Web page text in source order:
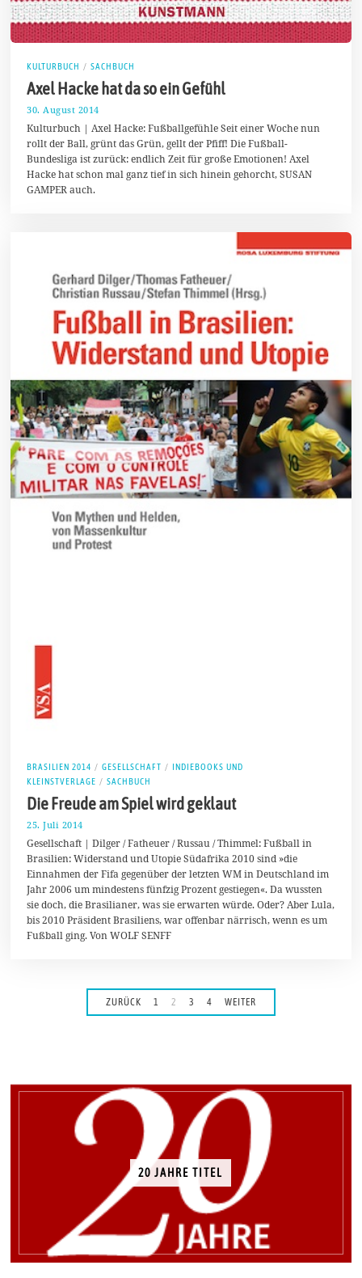
KULTURBUCH / SACHBUCH
Axel Hacke hat da so ein Gefühl
30. August 2014
O
k
t
o
Kulturbuch | Axel Hacke: Fußballgefühle Seit einer Woche nun
rollt der Ball, grünt das Grün, gellt der Pfiff! Die Fußball-
Bundesliga ist zurück: endlich Zeit für große Emotionen! Axel
Hacke hat schon mal ganz tief in sich hinein gehorcht, SUSAN
GAMPER auch.
BRASILIEN 2014 / GESELLSCHAFT / INDIEBOOKS UND
KLEINSTVERLAGE / SACHBUCH
Die Freude am Spiel wird geklaut
25. Juli 2014
0
A
u
g
s
t
2
Gesellschaft | Dilger / Fatheuer / Russau / Thimmel: Fußball in
Brasilien: Widerstand und Utopie Südafrika 2010 sind »die
Einnahmen der Fifa gegenüber der letzten WM in Deutschland im
Jahr 2006 um mindestens fünfzig Prozent gestiegen«. Da wussten
sie doch, die Brasilianer, was sie erwarten würde. Oder? Aber Lula,
bis 2010 Präsident Brasiliens, war offenbar närrisch, wenn es um
Fußball ging. Von WOLF SENFF
ZURÜCK 1 2 3 4 WEITER
20 JAHRE TITEL